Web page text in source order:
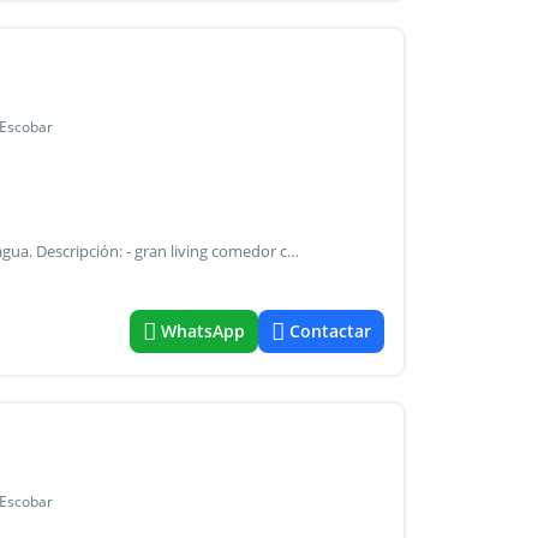
Casa en una planta sobre lote de 821 metros a espejo de agua. Descripción: - gran living comedor con cocina integrada con isla - lavadero con entrada independiente - galería cubierta con piscina de 4x8 (con cerramiento para niños y mascotas). Parrilla con cerramiento y bacha. - 3 habitaciones que comparten un baño completo, todas con placards. - Habitación principal en suite con vestidor y salida al jardín con vista al agua. - Calefacción por losa radiante sectorizada - estacionamiento cubierto para 1 vehículo - estacionamiento descubierto para 3 vehículos - cerco vivo alrededor - espacio de guardado exterior - caldera dual las expensas incluyen impuesto municipal y arba. Top bienes raices marcelo top cmpcpsi 5598
WhatsApp Contactar